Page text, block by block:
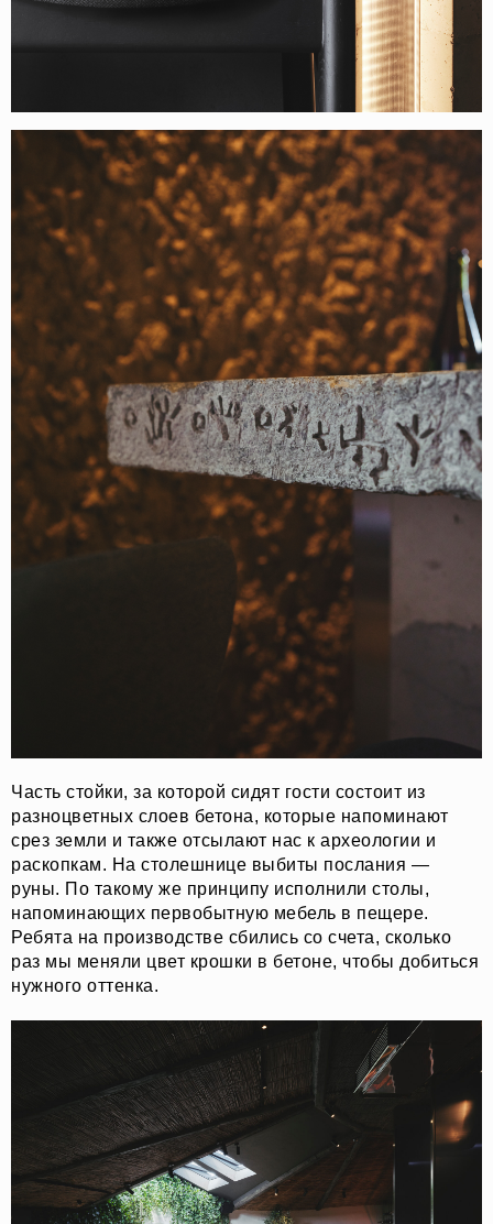
Часть стойки, за которой сидят гости состоит из
разноцветных слоев бетона, которые напоминают
срез земли и также отсылают нас к археологии и
раскопкам. На столешнице выбиты послания —
руны. По такому же принципу исполнили столы,
напоминающих первобытную мебель в пещере.
Ребята на производстве сбились со счета, сколько
раз мы меняли цвет крошки в бетоне, чтобы добиться
нужного оттенка.